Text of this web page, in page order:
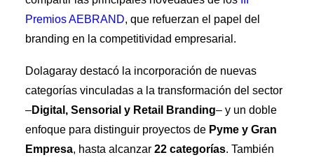
Premios AEBRAND, que refuerzan el papel del
branding en la competitividad empresarial.
Dolagaray destacó la incorporación de nuevas
categorías vinculadas a la transformación del sector
–Digital, Sensorial y Retail Branding– y un doble
enfoque para distinguir proyectos de Pyme y Gran
Empresa, hasta alcanzar 22 categorías. También